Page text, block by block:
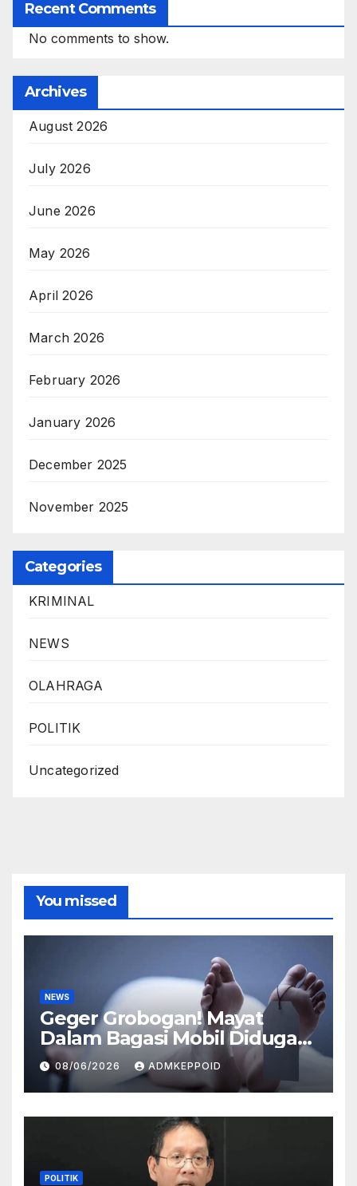
Recent Comments
No comments to show.
Archives
August 2026
July 2026
June 2026
May 2026
April 2026
March 2026
February 2026
January 2026
December 2025
November 2025
Categories
KRIMINAL
NEWS
OLAHRAGA
POLITIK
Uncategorized
You missed
NEWS
Geger Grobogan! Mayat
Dalam Bagasi Mobil Diduga
Terkait Hilangnya Bos Konter
HP
08/06/2026 ADMKEPPOID
POLITIK